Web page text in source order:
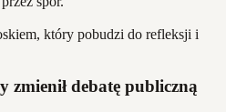
który pobudzi do refleksji i
zmienił debatę publiczną